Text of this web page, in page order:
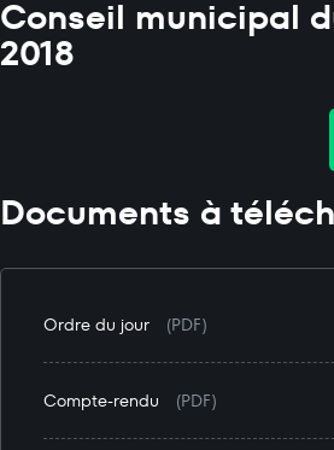
Conseil municipal
2018
Documents à
Ordre du jour (PDF)
Compte-rendu (PDF)